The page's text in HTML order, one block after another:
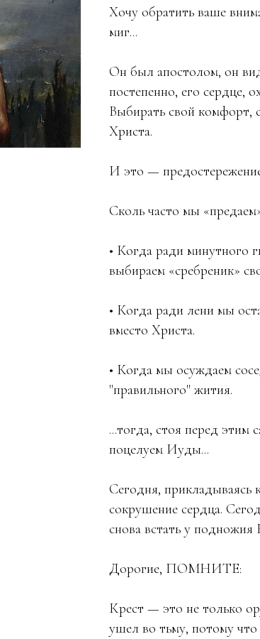
Хочу обратить ваше
миг...
Он был апостолом, он
постепенно, его сердце,
Выбирать свой комфорт,
Христа.
И это —
Сколь часто мы
• Когда ради минутного
выбираем «сребреник»
• Когда ради лени мы
вместо Христа.
• Когда мы осуждаем
"правильного" жития.
...тогда, стоя перед
поцелуем Иуды...
Сегодня, прикладываясь
сокрушение сердца.
снова встать у подножия
Дорогие, ПОМНИТЕ:
Крест — это не только
ушел во тьму, потому